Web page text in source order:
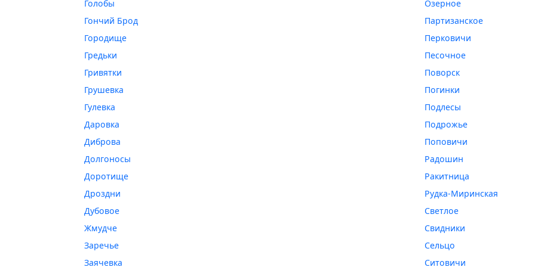
Голобы
Гончий Брод
Городище
Гредьки
Гривятки
Грушевка
Гулевка
Даровка
Диброва
Долгоносы
Доротище
Дроздни
Дубовое
Жмудче
Заречье
Заячевка
Озерное
Партизанское
Перковичи
Песочное
Поворск
Погинки
Подлесы
Подрожье
Поповичи
Радошин
Ракитница
Рудка-Миринская
Светлое
Свидники
Сельцо
Ситовичи